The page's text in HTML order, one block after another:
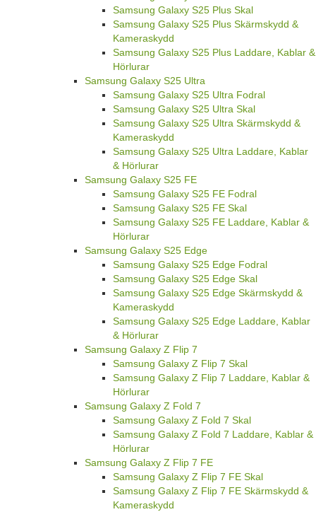
Samsung Galaxy S25 Plus Skal
Samsung Galaxy S25 Plus Skärmskydd &
Kameraskydd
Samsung Galaxy S25 Plus Laddare, Kablar &
Hörlurar
Samsung Galaxy S25 Ultra
Samsung Galaxy S25 Ultra Fodral
Samsung Galaxy S25 Ultra Skal
Samsung Galaxy S25 Ultra Skärmskydd &
Kameraskydd
Samsung Galaxy S25 Ultra Laddare, Kablar
& Hörlurar
Samsung Galaxy S25 FE
Samsung Galaxy S25 FE Fodral
Samsung Galaxy S25 FE Skal
Samsung Galaxy S25 FE Laddare, Kablar &
Hörlurar
Samsung Galaxy S25 Edge
Samsung Galaxy S25 Edge Fodral
Samsung Galaxy S25 Edge Skal
Samsung Galaxy S25 Edge Skärmskydd &
Kameraskydd
Samsung Galaxy S25 Edge Laddare, Kablar
& Hörlurar
Samsung Galaxy Z Flip 7
Samsung Galaxy Z Flip 7 Skal
Samsung Galaxy Z Flip 7 Laddare, Kablar &
Hörlurar
Samsung Galaxy Z Fold 7
Samsung Galaxy Z Fold 7 Skal
Samsung Galaxy Z Fold 7 Laddare, Kablar &
Hörlurar
Samsung Galaxy Z Flip 7 FE
Samsung Galaxy Z Flip 7 FE Skal
Samsung Galaxy Z Flip 7 FE Skärmskydd &
Kameraskydd